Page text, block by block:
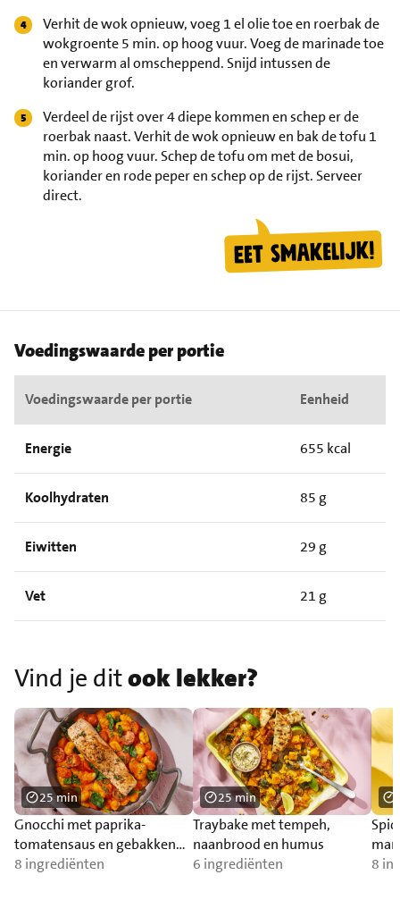
Verhit de wok opnieuw, voeg 1 el olie toe en roerbak de
wokgroente 5 min. op hoog vuur. Voeg de marinade toe
en verwarm al omscheppend. Snijd intussen de
koriander grof.
Verdeel de rijst over 4 diepe kommen en schep er de
roerbak naast. Verhit de wok opnieuw en bak de tofu 1
min. op hoog vuur. Schep de tofu om met de bosui,
koriander en rode peper en schep op de rijst. Serveer
direct.
Voedingswaarde per portie
Voedingswaarde per portie Eenheid
Energie 655 kcal
Koolhydraten 85 g
Eiwitten 29 g
Vet 21 g
Vind je ditook lekker?
Gnocchi met paprika-
tomatensaus en gebakken
zalm
8 ingrediënten
25 min
Traybake met tempeh,
naanbrood en humus
6 ingrediënten
25 min
8